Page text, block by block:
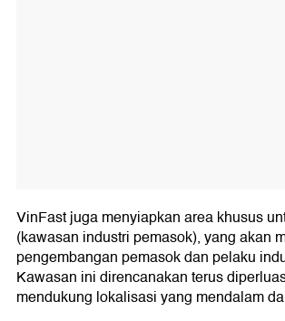
VinFast juga menyiapkan area khusus
(kawasan industri pemasok), yang akan
pengembangan pemasok dan pelaku
Kawasan ini direncanakan terus
mendukung lokalisasi yang mendalam